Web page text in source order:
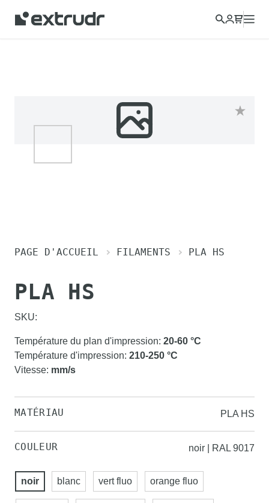
PAGE D'ACCUEIL FILAMENTS PLA HS
PLA HS
SKU:
Température du plan d'impression: 20-60 °C
Température d'impression: 210-250 °C
Vitesse: mm/s
MATÉRIAU PLA HS
COULEUR noir | RAL 9017
noir blanc vert fluo orange fluo